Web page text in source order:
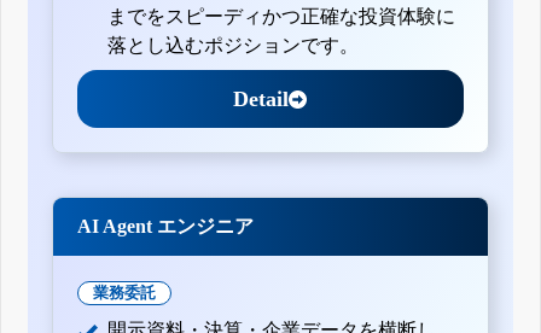
までをスピーディかつ正確な投資体験に
落とし込むポジションです。
Detail
AI Agent エンジニア
業務委託